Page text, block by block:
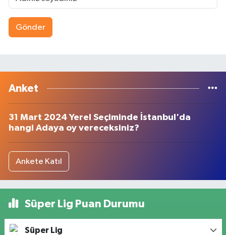
Gönder
Anket
31 Mart 2024 Yerel Seçiminde İstanbul'da
hangi Adaya oy vereceksiniz?
Ankete Katıl
Süper Lig Puan Durumu
Süper Lig